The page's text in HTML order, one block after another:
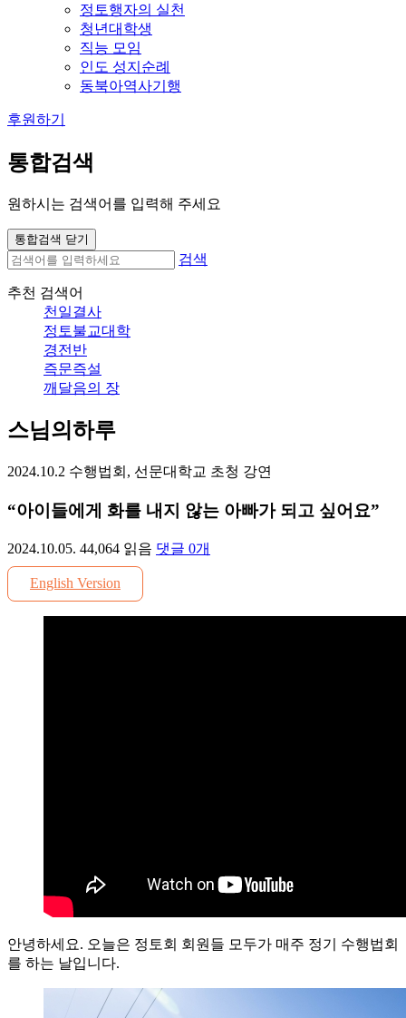
정토행자의 실천
청년대학생
직능 모임
인도 성지순례
동북아역사기행
후원하기
통합검색
원하시는 검색어를 입력해 주세요
통합검색 닫기
검색
추천 검색어
천일결사
정토불교대학
경전반
즉문즉설
깨달음의 장
스님의하루
2024.10.2 수행법회, 선문대학교 초청 강연
“아이들에게 화를 내지 않는 아빠가 되고 싶어요”
2024.10.05. 44,064 읽음 댓글 0개
English Version
안녕하세요. 오늘은 정토회 회원들 모두가 매주 정기 수행법회
를 하는 날입니다.